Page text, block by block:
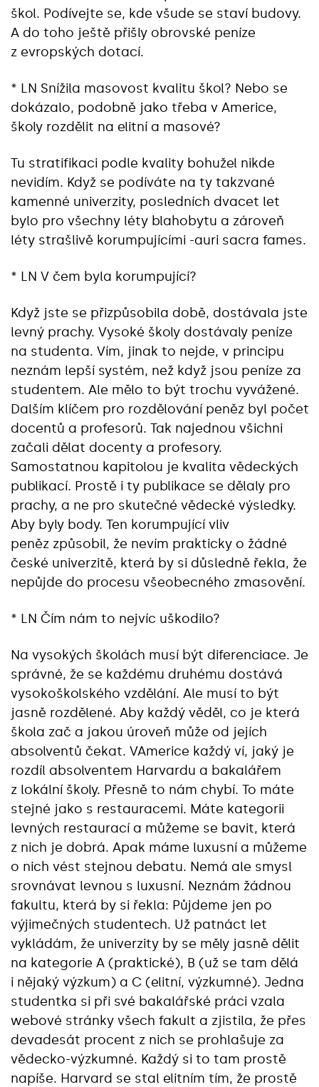
škol. Podívejte se, kde všude se staví budovy.
A do toho ještě přišly obrovské peníze
z evropských dotací.
* LN Snížila masovost kvalitu škol? Nebo se
dokázalo, podobně jako třeba v Americe,
školy rozdělit na elitní a masové?
Tu stratifikaci podle kvality bohužel nikde
nevidím. Když se podíváte na ty takzvané
kamenné univerzity, posledních dvacet let
bylo pro všechny léty blahobytu a zároveň
léty strašlivě korumpujícími -auri sacra fames.
* LN V čem byla korumpující?
Když jste se přizpůsobila době, dostávala jste
levný prachy. Vysoké školy dostávaly peníze
na studenta. Vím, jinak to nejde, v principu
neznám lepší systém, než když jsou peníze za
studentem. Ale mělo to být trochu vyvážené.
Dalším klíčem pro rozdělování peněz byl počet
docentů a profesorů. Tak najednou všichni
začali dělat docenty a profesory.
Samostatnou kapitolou je kvalita vědeckých
publikací. Prostě i ty publikace se dělaly pro
prachy, a ne pro skutečné vědecké výsledky.
Aby byly body. Ten korumpující vliv
peněz způsobil, že nevím prakticky o žádné
české univerzitě, která by si důsledně řekla, že
nepůjde do procesu všeobecného zmasovění.
* LN Čím nám to nejvíc uškodilo?
Na vysokých školách musí být diferenciace. Je
správné, že se každému druhému dostává
vysokoškolského vzdělání. Ale musí to být
jasně rozdělené. Aby každý věděl, co je která
škola zač a jakou úroveň může od jejích
absolventů čekat. VAmerice každý ví, jaký je
rozdíl absolventem Harvardu a bakalářem
z lokální školy. Přesně to nám chybí. To máte
stejné jako s restauracemi. Máte kategorii
levných restaurací a můžeme se bavit, která
z nich je dobrá. Apak máme luxusní a můžeme
o nich vést stejnou debatu. Nemá ale smysl
srovnávat levnou s luxusní. Neznám žádnou
fakultu, která by si řekla: Půjdeme jen po
výjimečných studentech. Už patnáct let
vykládám, že univerzity by se měly jasně dělit
na kategorie A (praktické), B (už se tam dělá
i nějaký výzkum) a C (elitní, výzkumné). Jedna
studentka si při své bakalářské práci vzala
webové stránky všech fakult a zjistila, že přes
devadesát procent z nich se prohlašuje za
vědecko-výzkumné. Každý si to tam prostě
napíše. Harvard se stal elitním tím, že prostě